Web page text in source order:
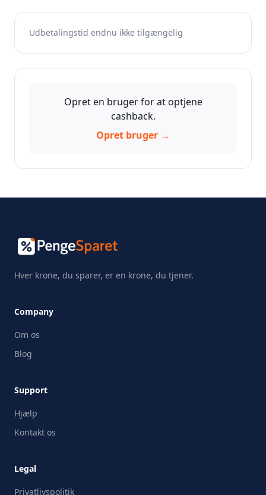
Udbetalingstid endnu ikke tilgængelig
Opret en bruger for at optjene
cashback.
Opret bruger →
Hver krone, du sparer, er en krone, du tjener.
Company
Om os
Blog
Support
Hjælp
Kontakt os
Legal
Privatlivspolitik